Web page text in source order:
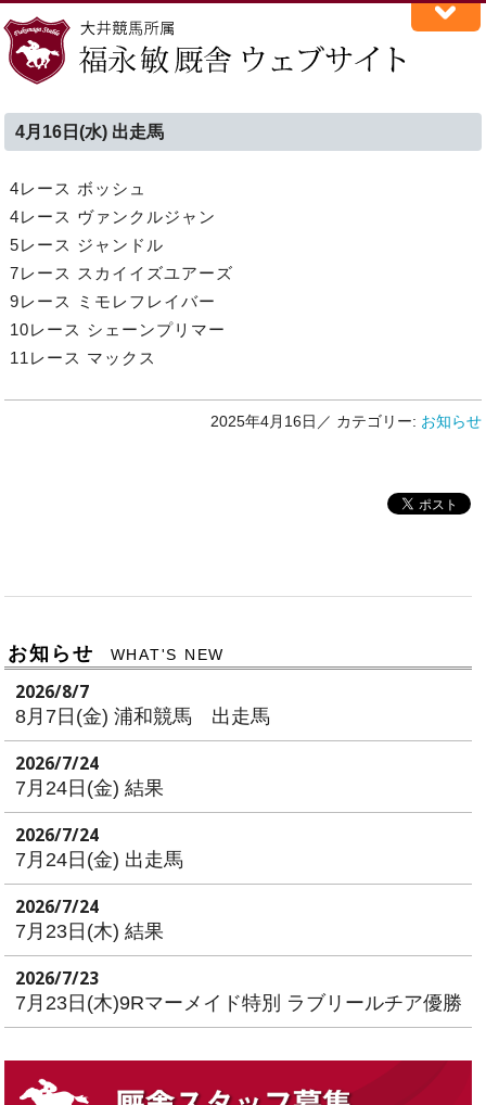
4月16日(水) 出走馬
4レース ボッシュ
4レース ヴァンクルジャン
5レース ジャンドル
7レース スカイイズユアーズ
9レース ミモレフレイバー
10レース シェーンプリマー
11レース マックス
2025年4月16日／ カテゴリー: お知らせ
お知らせ WHAT'S NEW
2026/8/7
8月7日(金) 浦和競馬 出走馬
2026/7/24
7月24日(金) 結果
2026/7/24
7月24日(金) 出走馬
2026/7/24
7月23日(木) 結果
2026/7/23
7月23日(木)9Rマーメイド特別 ラブリールチア優勝